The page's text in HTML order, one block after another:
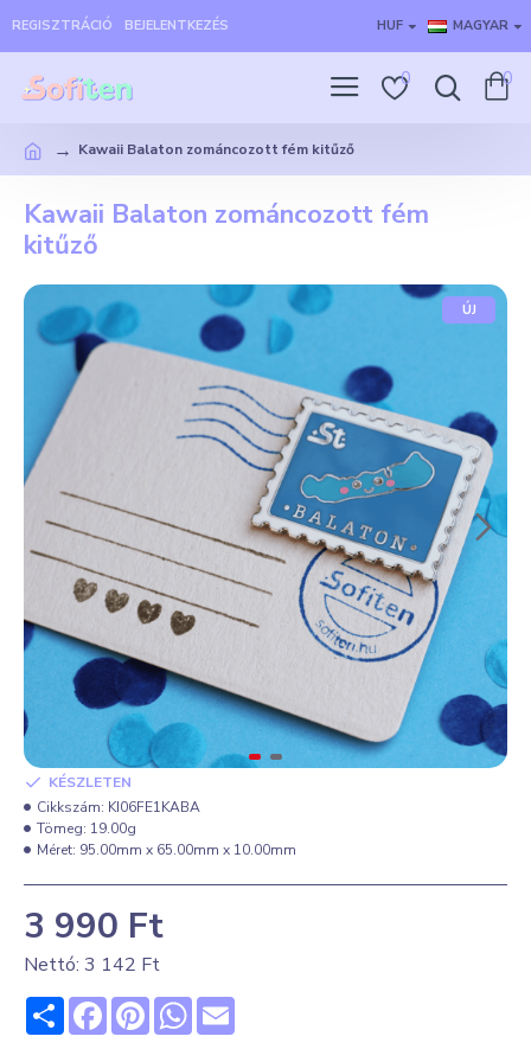
REGISZTRÁCIÓ BEJELENTKEZÉS HUF MAGYAR
0 0
Kawaii Balaton zománcozott fém kitűző
Kawaii Balaton zománcozott fém
kitűző
ÚJ
3 990 Ft
Nettó: 3 142 Ft
KÉSZLETEN
Cikkszám: KI06FE1KABA
Tömeg: 19.00g
Méret: 95.00mm x 65.00mm x 10.00mm
ShareFacebookPinterestWhatsApp